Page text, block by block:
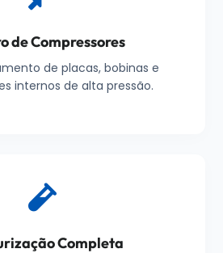
de Compressores
de placas, bobinas e
internos de alta pressão.
Completa